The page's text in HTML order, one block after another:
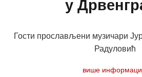
у
Гости прослављени музичари
Радуловић
више